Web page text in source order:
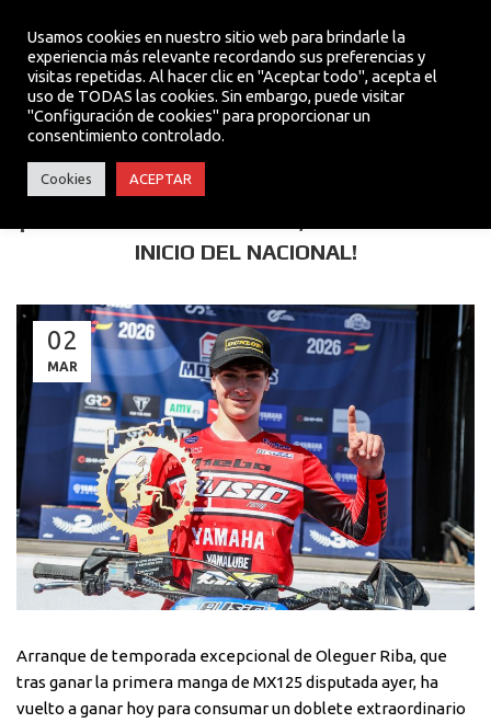
MENU
INICIO DEL NACIONAL!
02
MAR
Arranque de temporada excepcional de Oleguer Riba, que
tras ganar la primera manga de MX125 disputada ayer, ha
vuelto a ganar hoy para consumar un doblete extraordinario
Usamos cookies en nuestro sitio web para brindarle la
experiencia más relevante recordando sus preferencias y
visitas repetidas. Al hacer clic en "Aceptar todo", acepta el
uso de TODAS las cookies. Sin embargo, puede visitar
"Configuración de cookies" para proporcionar un
consentimiento controlado.
Cookies ACEPTAR